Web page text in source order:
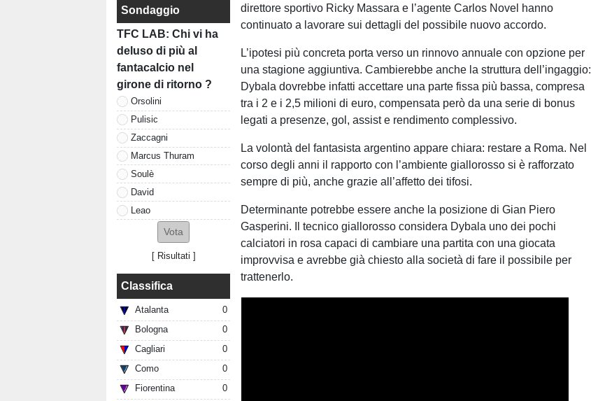
Sondaggio
TFC LAB: Chi vi ha
deluso di più al
fantacalcio nel
girone di ritorno ?
Orsolini
Pulisic
Zaccagni
Marcus Thuram
Soulè
David
Leao
[ Risultati ]
Classifica
Atalanta
0
Bologna
0
Cagliari
0
Como
0
Fiorentina
0
direttore sportivo Ricky Massara e l’agente Carlos Novel hanno
continuato a lavorare sui dettagli del possibile nuovo accordo.
L’ipotesi più concreta porta verso un rinnovo annuale con opzione per
una stagione aggiuntiva. Cambierebbe anche la struttura dell’ingaggio:
Dybala dovrebbe infatti accettare una parte fissa più bassa, compresa
tra i 2 e i 2,5 milioni di euro, compensata però da una serie di bonus
legati a presenze, gol, assist e rendimento complessivo.
La volontà del fantasista argentino appare chiara: restare a Roma. Nel
corso degli anni il rapporto con l’ambiente giallorosso si è rafforzato
sempre di più, anche grazie all’affetto dei tifosi.
Determinante potrebbe essere anche la posizione di Gian Piero
Gasperini. Il tecnico giallorosso considera Dybala uno dei pochi
calciatori in rosa capaci di cambiare una partita con una giocata
improvvisa e avrebbe già chiesto alla società di fare il possibile per
trattenerlo.